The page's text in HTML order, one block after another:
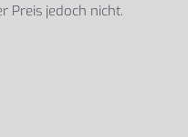
Preis jedoch nicht.